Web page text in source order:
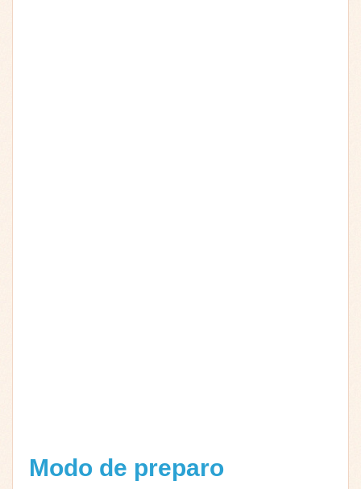
Modo de preparo